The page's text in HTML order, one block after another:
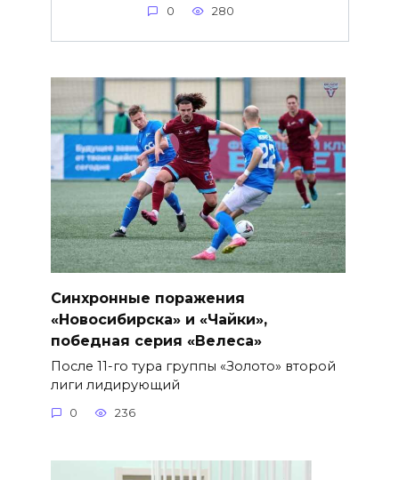
0 280
Синхронные поражения
«Новосибирска» и «Чайки»,
победная серия «Велеса»
После 11-го тура группы «Золото» второй
лиги лидирующий
0 236